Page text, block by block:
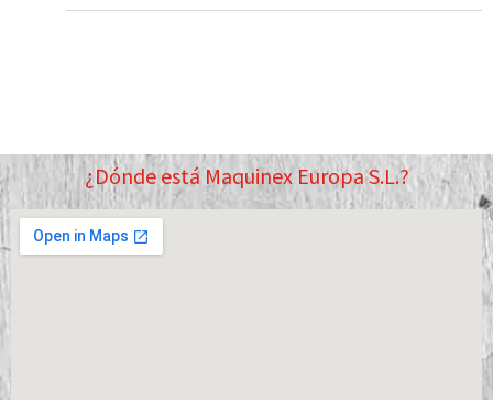
¿Dónde está Maquinex Europa S.L.?